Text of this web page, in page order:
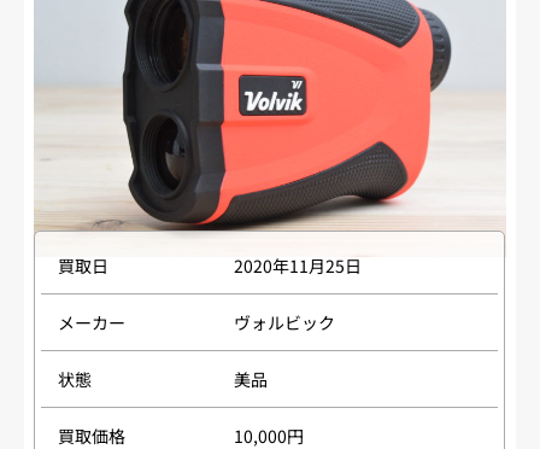
買取日 2020年11月25日
メーカー ヴォルビック
状態 美品
買取価格 10,000円